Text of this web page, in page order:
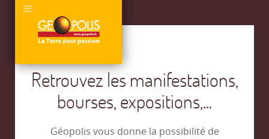
Retrouvez les manifestations,
bourses, expositions,...
Géopolis vous donne la possibilité de